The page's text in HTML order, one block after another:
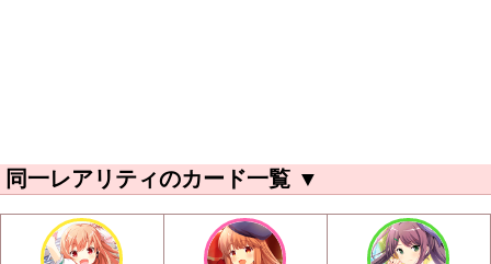
同一レアリティのカード一覧 ▼